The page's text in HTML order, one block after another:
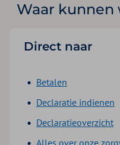
Waar kunnen
Direct naar
Betalen
Declaratie indienen
Declaratieoverzicht